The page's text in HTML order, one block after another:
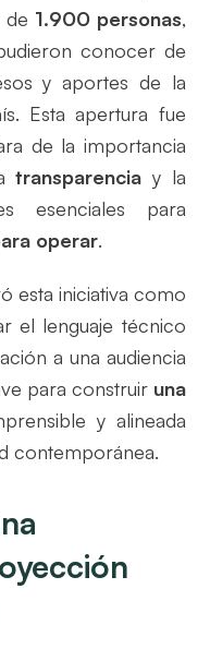
de 1.900 personas,
conocer de
y aportes de la
Esta apertura fue
de la importancia
transparencia y la
esenciales para
operar.
esta iniciativa como
el lenguaje técnico
a una audiencia
para construir una
y alineada
contemporánea.